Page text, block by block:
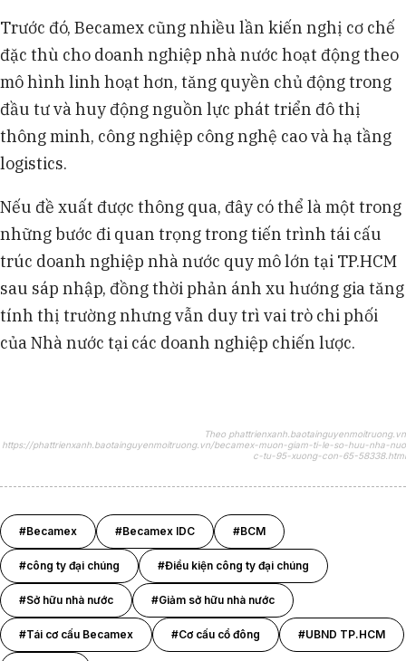
Trước đó, Becamex cũng nhiều lần kiến nghị cơ chế
đặc thù cho doanh nghiệp nhà nước hoạt động theo
mô hình linh hoạt hơn, tăng quyền chủ động trong
đầu tư và huy động nguồn lực phát triển đô thị
thông minh, công nghiệp công nghệ cao và hạ tầng
logistics.
Nếu đề xuất được thông qua, đây có thể là một trong
những bước đi quan trọng trong tiến trình tái cấu
trúc doanh nghiệp nhà nước quy mô lớn tại TP.HCM
sau sáp nhập, đồng thời phản ánh xu hướng gia tăng
tính thị trường nhưng vẫn duy trì vai trò chi phối
của Nhà nước tại các doanh nghiệp chiến lược.
Theo phattrienxanh.baotainguyenmoitruong.vn
https://phattrienxanh.baotainguyenmoitruong.vn/becamex-muon-giam-ti-le-so-huu-nha-nuo
c-tu-95-xuong-con-65-58338.html
#Becamex #Becamex IDC #BCM
#công ty đại chúng #Điều kiện công ty đại chúng
#Sở hữu nhà nước #Giảm sở hữu nhà nước
#Tái cơ cấu Becamex #Cơ cấu cổ đông #UBND TP.HCM